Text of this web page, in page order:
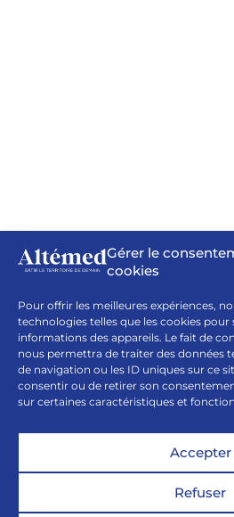
Gérer le
cookies
Pour offrir les meilleures expériences,
technologies telles que les cookies
informations des appareils. Le fait de
nous permettra de traiter des données
de navigation ou les ID uniques sur ce
consentir ou de retirer son
sur certaines caractéristiques et
Accepter
Refuser